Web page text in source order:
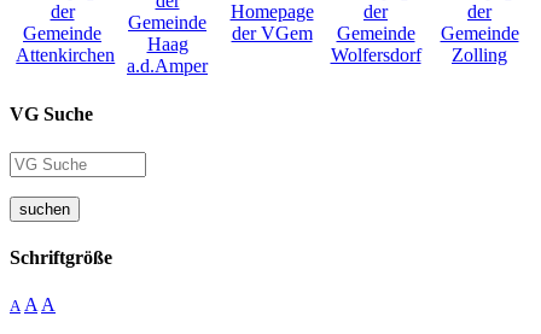
VG Suche
suchen
Schriftgröße
A A A